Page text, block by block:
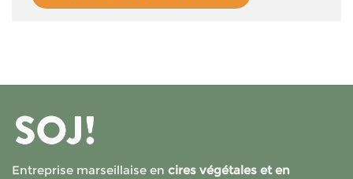
Entreprise marseillaise en cires végétales et en